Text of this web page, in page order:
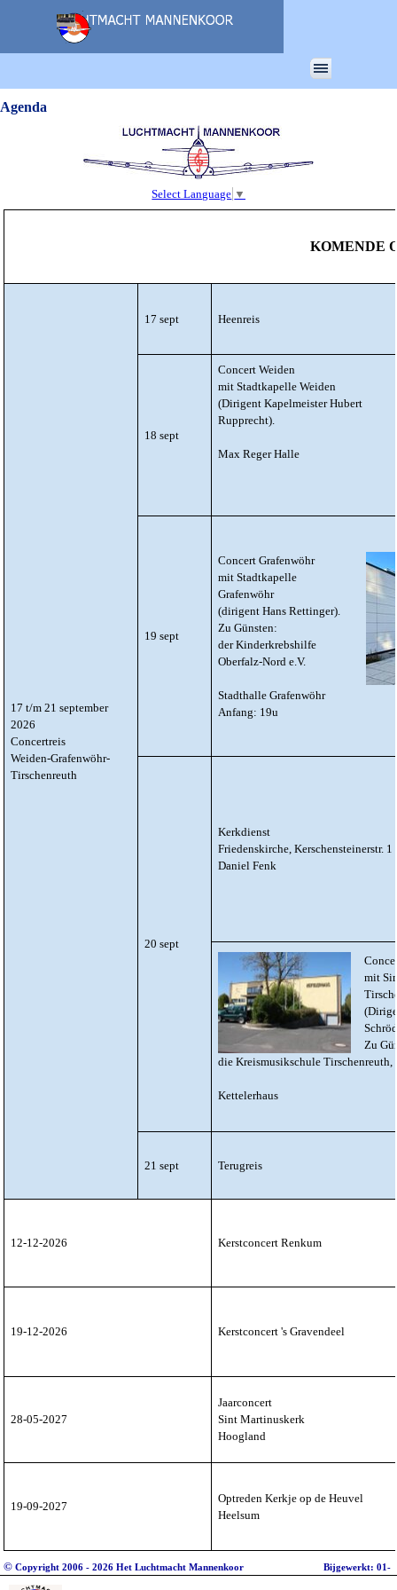
Agenda
Select Language ▼
KOMENDE
17 t/m 21 september
2026
Concertreis
Weiden-Grafenwöhr-
Tirschenreuth
17 sept Heenreis
18 sept
Concert Weiden
mit Stadtkapelle Weiden
(Dirigent Kapelmeister Hubert
Rupprecht).
Max Reger Halle
19 sept
Concert Grafenwöhr
mit Stadtkapelle
Grafenwöhr
(dirigent Hans Rettinger).
Zu Günsten:
der Kinderkrebshilfe
Oberfalz-Nord e.V.
Stadthalle Grafenwöhr
Anfang: 19u
20 sept
Kerkdienst
Friedenskirche, Kerschensteinerstr. 1
Daniel Fenk
mit
Zu
die Kreismusikschule Tirschenreuth,
Kettelerhaus
21 sept Terugreis
12-12-2026 Kerstconcert Renkum
19-12-2026 Kerstconcert 's Gravendeel
28-05-2027
Jaarconcert
Sint Martinuskerk
Hoogland
19-09-2027
Optreden Kerkje op de Heuvel
Heelsum
© Copyright 2006 - 2026 Het Luchtmacht Mannenkoor
Bijgewerkt: 01-
augustus-2026